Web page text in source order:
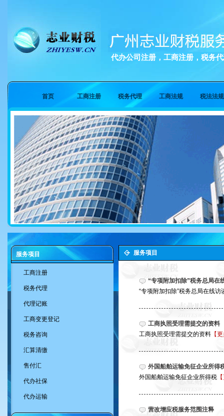
代办公司注册，工商注册，税务
首页 工商注册 税务代理 工商法规 税法法规
服务项目
工商注册
税务代理
代理记账
工商变更登记
税务咨询
汇算清缴
售付汇
代办社保
代办运输
服务项目
“专项附加扣除”税务总局在
“专项附加扣除”税务总局在线访
工商执照受理需提交的资料
工商执照受理需提交的资料 【
外国船舶运输免征企业所得
外国船舶运输免征企业所得税
营改增应税服务范围注释